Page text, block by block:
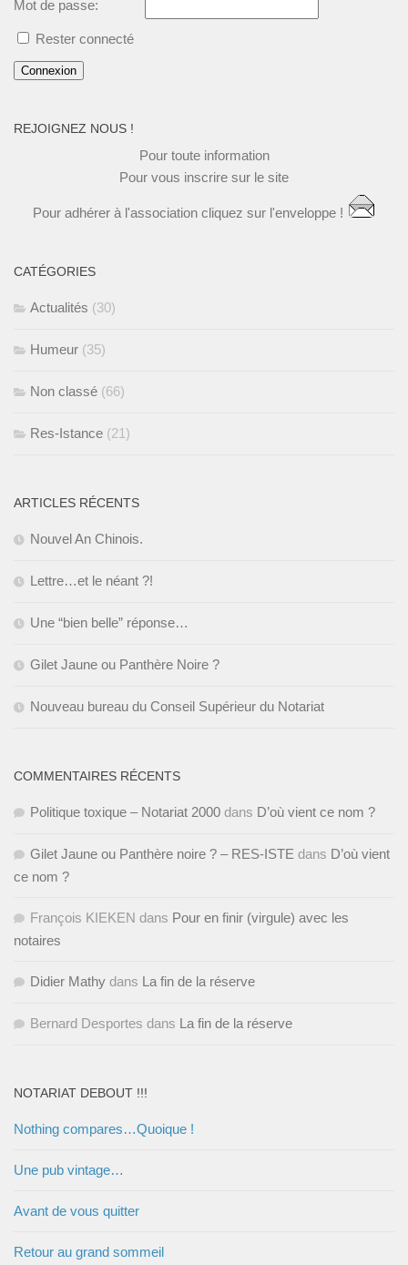
Mot de passe:
Rester connecté
Connexion
REJOIGNEZ NOUS !
Pour toute information
Pour vous inscrire sur le site
Pour adhérer à l'association cliquez sur l'enveloppe !
CATÉGORIES
Actualités (30)
Humeur (35)
Non classé (66)
Res-Istance (21)
ARTICLES RÉCENTS
Nouvel An Chinois.
Lettre…et le néant ?!
Une “bien belle” réponse…
Gilet Jaune ou Panthère Noire ?
Nouveau bureau du Conseil Supérieur du Notariat
COMMENTAIRES RÉCENTS
Politique toxique – Notariat 2000 dans D’où vient ce nom ?
Gilet Jaune ou Panthère noire ? – RES-ISTE dans D’où vient
ce nom ?
François KIEKEN dans Pour en finir (virgule) avec les
notaires
Didier Mathy dans La fin de la réserve
Bernard Desportes dans La fin de la réserve
NOTARIAT DEBOUT !!!
Nothing compares…Quoique !
Une pub vintage…
Avant de vous quitter
Retour au grand sommeil